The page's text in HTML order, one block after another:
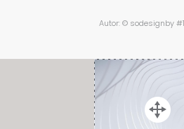
Autor: © sodesignby